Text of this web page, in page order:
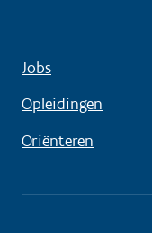
Jobs
Opleidingen
Oriënteren